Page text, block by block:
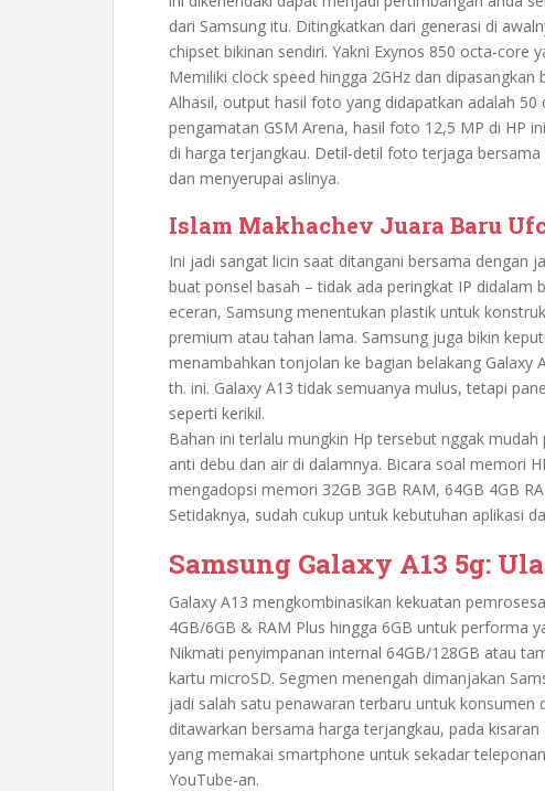
dari Samsung itu. Ditingkatkan dari generasi di
chipset bikinan sendiri. Yakni Exynos 850 octa-core
Memiliki clock speed hingga 2GHz dan dipasangkan
Alhasil, output hasil foto yang didapatkan adalah
pengamatan GSM Arena, hasil foto 12,5 MP di HP
di harga terjangkau. Detil-detil foto terjaga
dan menyerupai aslinya.
Islam Makhachev Juara Baru
Ini jadi sangat licin saat ditangani bersama dengan
buat ponsel basah – tidak ada peringkat IP didalam
eceran, Samsung menentukan plastik untuk
premium atau tahan lama. Samsung juga bikin
menambahkan tonjolan ke bagian belakang Galaxy
th. ini. Galaxy A13 tidak semuanya mulus, tetapi
seperti kerikil.
Bahan ini terlalu mungkin Hp tersebut nggak
anti debu dan air di dalamnya. Bicara soal memori
mengadopsi memori 32GB 3GB RAM, 64GB 4GB
Setidaknya, sudah cukup untuk kebutuhan aplikasi
Samsung Galaxy A13 5g:
Galaxy A13 mengkombinasikan kekuatan
4GB/6GB & RAM Plus hingga 6GB untuk performa
Nikmati penyimpanan internal 64GB/128GB atau
kartu microSD. Segmen menengah dimanjakan
jadi salah satu penawaran terbaru untuk konsumen
ditawarkan bersama harga terjangkau, pada
yang memakai smartphone untuk sekadar
YouTube-an.